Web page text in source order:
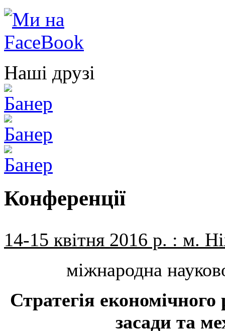
Наші друзі
Конференції
14-15 квітня 2016 р. : м.
міжнародна
Стратегія
засади та